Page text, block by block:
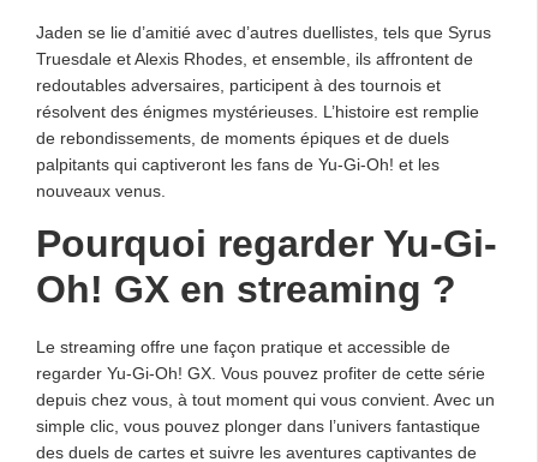
Jaden se lie d’amitié avec d’autres duellistes, tels que Syrus
Truesdale et Alexis Rhodes, et ensemble, ils affrontent de
redoutables adversaires, participent à des tournois et
résolvent des énigmes mystérieuses. L’histoire est remplie
de rebondissements, de moments épiques et de duels
palpitants qui captiveront les fans de Yu-Gi-Oh! et les
nouveaux venus.
Pourquoi regarder Yu-Gi-
Oh! GX en streaming ?
Le streaming offre une façon pratique et accessible de
regarder Yu-Gi-Oh! GX. Vous pouvez profiter de cette série
depuis chez vous, à tout moment qui vous convient. Avec un
simple clic, vous pouvez plonger dans l’univers fantastique
des duels de cartes et suivre les aventures captivantes de